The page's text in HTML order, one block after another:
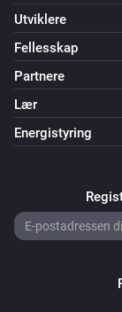
Utviklere
Fellesskap
Partnere
Lær
Energistyring